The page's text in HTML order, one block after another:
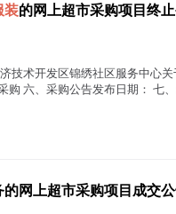
装的网上超市采购项目终
技术开发区锦绣社区服务中心关
购 六、采购公告发布日期：
网上超市采购项目成交